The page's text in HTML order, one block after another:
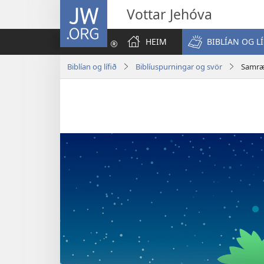
JW.ORG Vottar Jehóva
HEIM
BIBLÍAN OG
Biblían og lífið Biblíuspurningar og svör